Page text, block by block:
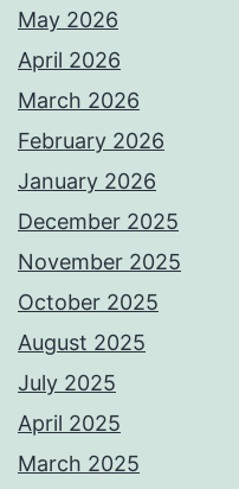
May 2026
April 2026
March 2026
February 2026
January 2026
December 2025
November 2025
October 2025
August 2025
July 2025
April 2025
March 2025